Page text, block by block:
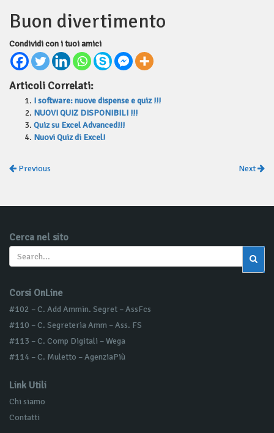
Buon divertimento
Condividi con i tuoi amici
Articoli Correlati:
I software: nuove dispense e quiz !!!
NUOVI QUIZ DISPONIBILI !!!
Quiz su Excel Advanced!!!
Nuovi Quiz di Excel!
Previous Next
Cerca nel sito
Corsi OnLine
#102 – C. Add Ammin. Segret – AssFcs
#110 – C. Segreteria Amm – Ass. FS
#113 – C. Comp Digitali – Wega
#114 – C. Muletto – AgenziaPiù
Link Utili
Chi siamo
Contatti